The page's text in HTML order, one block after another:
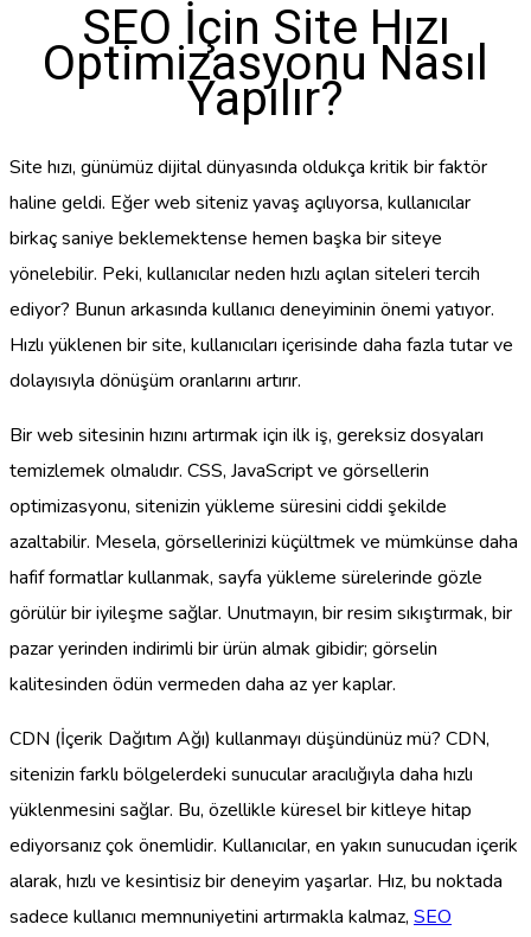
SEO İçin Site Hızı
Optimizasyonu Nasıl
Yapılır?
Site hızı, günümüz dijital dünyasında oldukça kritik bir faktör
haline geldi. Eğer web siteniz yavaş açılıyorsa, kullanıcılar
birkaç saniye beklemektense hemen başka bir siteye
yönelebilir. Peki, kullanıcılar neden hızlı açılan siteleri tercih
ediyor? Bunun arkasında kullanıcı deneyiminin önemi yatıyor.
Hızlı yüklenen bir site, kullanıcıları içerisinde daha fazla tutar ve
dolayısıyla dönüşüm oranlarını artırır.
Bir web sitesinin hızını artırmak için ilk iş, gereksiz dosyaları
temizlemek olmalıdır. CSS, JavaScript ve görsellerin
optimizasyonu, sitenizin yükleme süresini ciddi şekilde
azaltabilir. Mesela, görsellerinizi küçültmek ve mümkünse daha
hafif formatlar kullanmak, sayfa yükleme sürelerinde gözle
görülür bir iyileşme sağlar. Unutmayın, bir resim sıkıştırmak, bir
pazar yerinden indirimli bir ürün almak gibidir; görselin
kalitesinden ödün vermeden daha az yer kaplar.
CDN (İçerik Dağıtım Ağı) kullanmayı düşündünüz mü? CDN,
sitenizin farklı bölgelerdeki sunucular aracılığıyla daha hızlı
yüklenmesini sağlar. Bu, özellikle küresel bir kitleye hitap
ediyorsanız çok önemlidir. Kullanıcılar, en yakın sunucudan içerik
alarak, hızlı ve kesintisiz bir deneyim yaşarlar. Hız, bu noktada
sadece kullanıcı memnuniyetini artırmakla kalmaz, SEO